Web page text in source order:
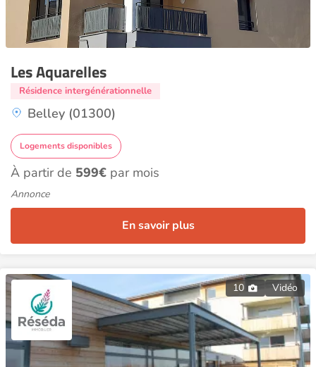
Les Aquarelles
Résidence intergénérationnelle
Belley (01300)
Logements disponibles
À partir de 599€ par mois
Annonce
En savoir plus
10 Vidéo